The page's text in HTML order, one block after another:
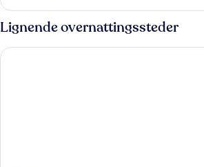
SUPERIOR
BALCONY
Lignende overnattingssteder
Hotel Fernando III